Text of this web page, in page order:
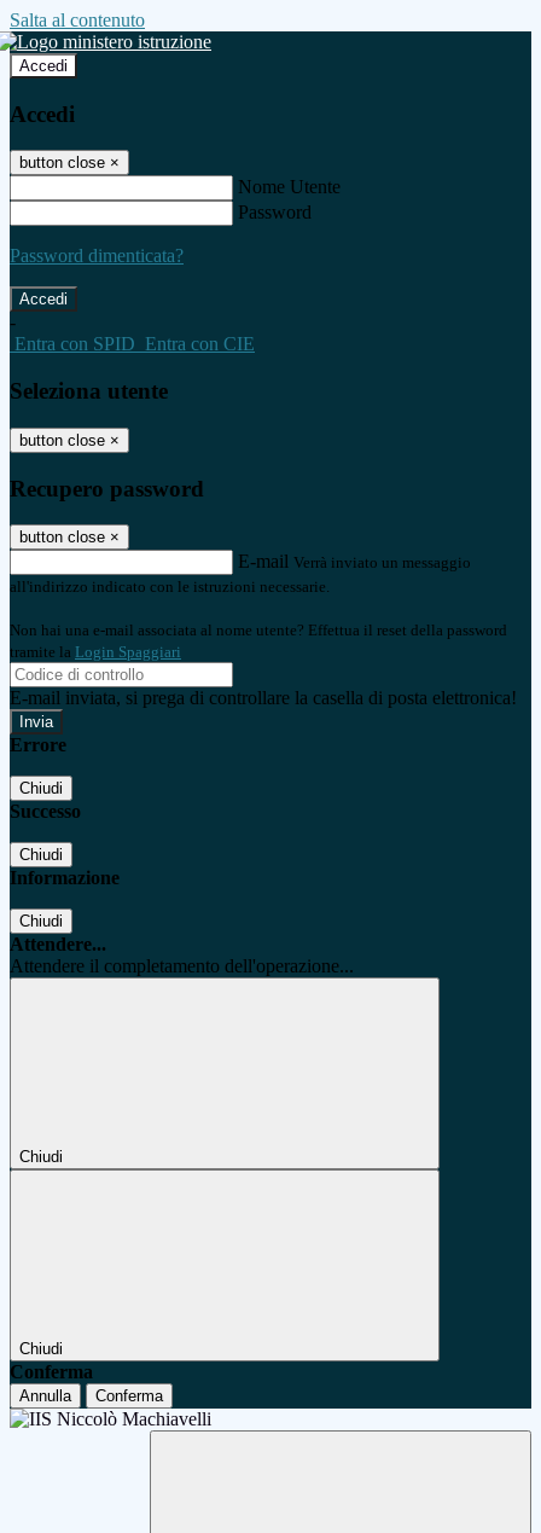
Salta al contenuto
Accedi
Accedi
button close ×
Nome Utente
Password
Password dimenticata?
-
Entra con SPID Entra con CIE
Seleziona utente
button close ×
Recupero password
button close ×
E-mail Verrà inviato un messaggio
all'indirizzo indicato con le istruzioni necessarie.
Non hai una e-mail associata al nome utente? Effettua il reset della password
tramite la Login Spaggiari
E-mail inviata, si prega di controllare la casella di posta elettronica!
Errore
Chiudi
Successo
Chiudi
Informazione
Chiudi
Attendere...
Attendere il completamento dell'operazione...
Chiudi
Chiudi
Conferma
Annulla Conferma